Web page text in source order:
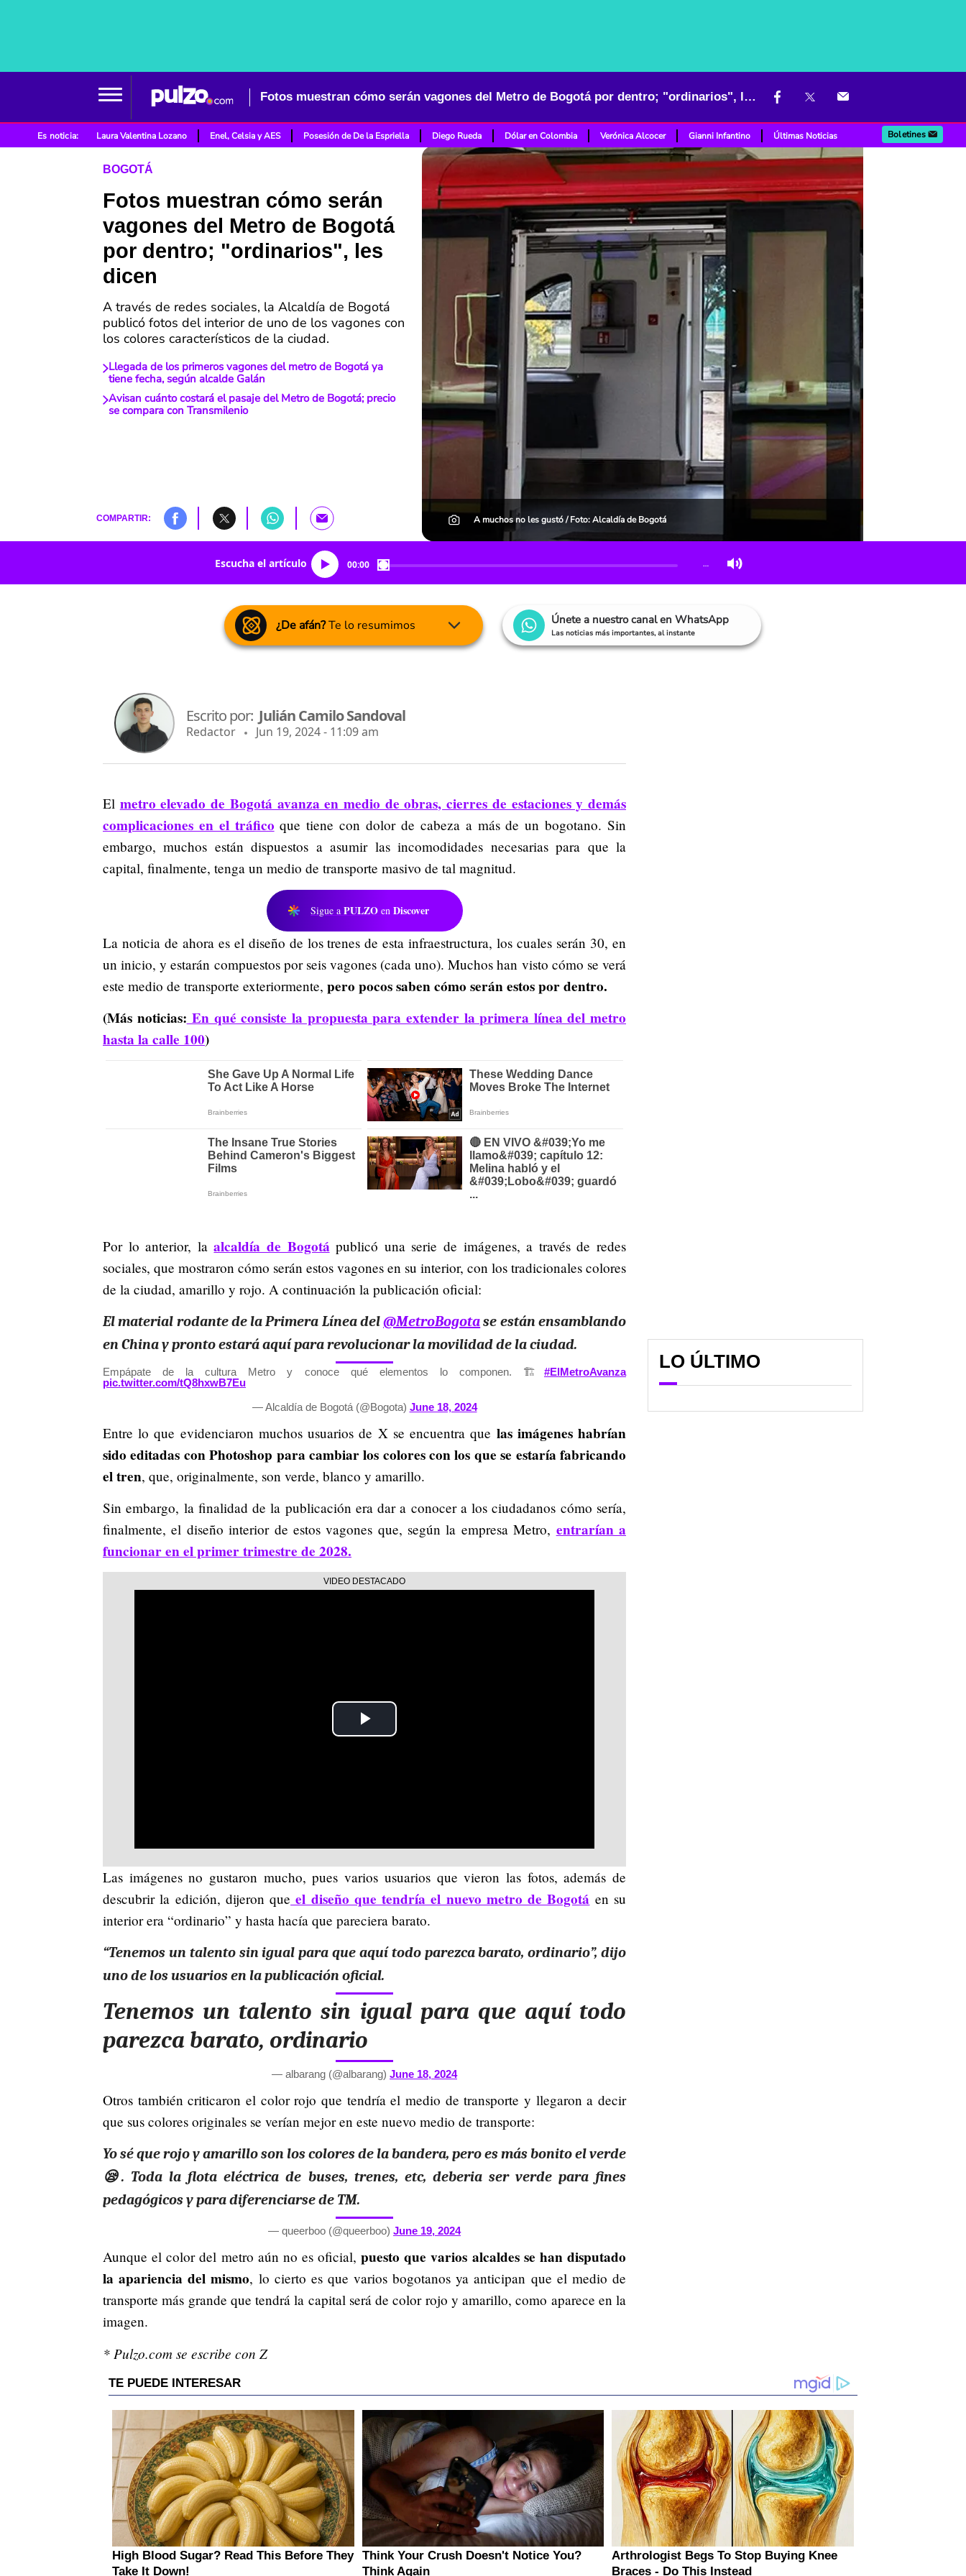
Fotos muestran cómo serán vagones del Metro de Bogotá por dentro; "ordinarios", les dicen
Es noticia: Laura Valentina Lozano Enel, Celsia y AES Posesión de De la Espriella Diego Rueda Dólar en Colombia Verónica Alcocer Gianni Infantino Últimas Noticias Boletines
BOGOTÁ
Fotos muestran cómo serán
vagones del Metro de Bogotá
por dentro; "ordinarios", les
dicen
A través de redes sociales, la Alcaldía de Bogotá
publicó fotos del interior de uno de los vagones con
los colores característicos de la ciudad.
Llegada de los primeros vagones del metro de Bogotá ya
tiene fecha, según alcalde Galán
Avisan cuánto costará el pasaje del Metro de Bogotá; precio
se compara con Transmilenio
COMPARTIR: A muchos no les gustó / Foto: Alcaldía de Bogotá
Escucha el artículo 00:00 …
¿De afán?Te lo resumimos Únete a nuestro canal en WhatsApp
Las noticias más importantes, al instante
Escrito por: Julián Camilo Sandoval
Redactor Jun 19, 2024 - 11:09 am
El metro elevado de Bogotá avanza en medio de obras, cierres de estaciones y demás
complicaciones en el tráfico que tiene con dolor de cabeza a más de un bogotano. Sin
embargo, muchos están dispuestos a asumir las incomodidades necesarias para que la
capital, finalmente, tenga un medio de transporte masivo de tal magnitud.
Sigue a PULZO en Discover
La noticia de ahora es el diseño de los trenes de esta infraestructura, los cuales serán 30, en
un inicio, y estarán compuestos por seis vagones (cada uno). Muchos han visto cómo se verá
este medio de transporte exteriormente, pero pocos saben cómo serán estos por dentro.
(Más noticias: En qué consiste la propuesta para extender la primera línea del metro
hasta la calle 100)
Por lo anterior, laalcaldía de Bogotápublicó una serie de imágenes, a través de redes
sociales, que mostraron cómo serán estos vagones en su interior, con los tradicionales colores
de la ciudad, amarillo y rojo. A continuación la publicación oficial:
El material rodante de la Primera Línea del@MetroBogotase están ensamblando
en China y pronto estará aquí para revolucionar la movilidad de la ciudad.
Empápate de la cultura Metro y conoce qué elementos lo componen. 🏗️ #ElMetroAvanza
pic.twitter.com/tQ8hxwB7Eu
— Alcaldía de Bogotá (@Bogota) June 18, 2024
Entre lo que evidenciaron muchos usuarios de X se encuentra que las imágenes habrían
sido editadas con Photoshop para cambiar los colores con los que se estaría fabricando
el tren, que, originalmente, son verde, blanco y amarillo.
Sin embargo, la finalidad de la publicación era dar a conocer a los ciudadanos cómo sería,
finalmente, el diseño interior de estos vagones que, según la empresa Metro, entrarían a
funcionar en el primer trimestre de 2028.
Play
Las imágenes no gustaron mucho, pues varios usuarios que vieron las fotos, además de
descubrir la edición, dijeron que el diseño que tendría el nuevo metro de Bogotá en su
interior era “ordinario” y hasta hacía que pareciera barato.
“Tenemos un talento sin igual para que aquí todo parezca barato, ordinario”, dijo
uno de los usuarios en la publicación oficial.
Tenemos un talento sin igual para que aquí todo
parezca barato, ordinario
— albarang (@albarang) June 18, 2024
Otros también criticaron el color rojo que tendría el medio de transporte y llegaron a decir
que sus colores originales se verían mejor en este nuevo medio de transporte:
Yo sé que rojo y amarillo son los colores de la bandera, pero es más bonito el verde
😪. Toda la flota eléctrica de buses, trenes, etc, deberia ser verde para fines
pedagógicos y para diferenciarse de TM.
— queerboo (@queerboo) June 19, 2024
Aunque el color del metro aún no es oficial,puesto que varios alcaldes se han disputado
la apariencia del mismo, lo cierto es que varios bogotanos ya anticipan que el medio de
transporte más grande que tendrá la capital será de color rojo y amarillo, como aparece en la
imagen.
* Pulzo.com se escribe con Z
LO ÚLTIMO